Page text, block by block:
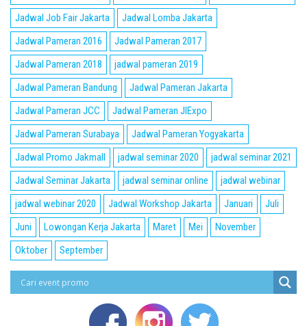
Jadwal Job Fair Jakarta
Jadwal Lomba Jakarta
Jadwal Pameran 2016
Jadwal Pameran 2017
Jadwal Pameran 2018
jadwal pameran 2019
Jadwal Pameran Bandung
Jadwal Pameran Jakarta
Jadwal Pameran JCC
Jadwal Pameran JIExpo
Jadwal Pameran Surabaya
Jadwal Pameran Yogyakarta
Jadwal Promo Jakmall
jadwal seminar 2020
jadwal seminar 2021
Jadwal Seminar Jakarta
jadwal seminar online
jadwal webinar
jadwal webinar 2020
Jadwal Workshop Jakarta Januari
Juli
Juni
Lowongan Kerja Jakarta Maret Mei
November
Oktober
September